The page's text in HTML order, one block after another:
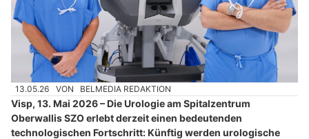
13.05.26 VON BELMEDIA REDAKTION
Visp, 13. Mai 2026 – Die Urologie am Spitalzentrum
Oberwallis SZO erlebt derzeit einen bedeutenden
technologischen Fortschritt: Künftig werden urologische